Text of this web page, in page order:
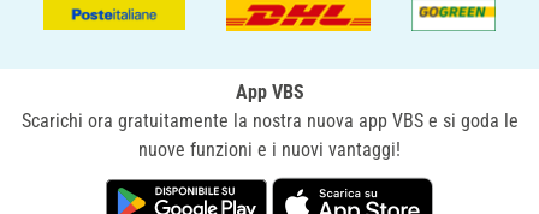
App VBS
Scarichi ora gratuitamente la nostra nuova app VBS e si goda le
nuove funzioni e i nuovi vantaggi!